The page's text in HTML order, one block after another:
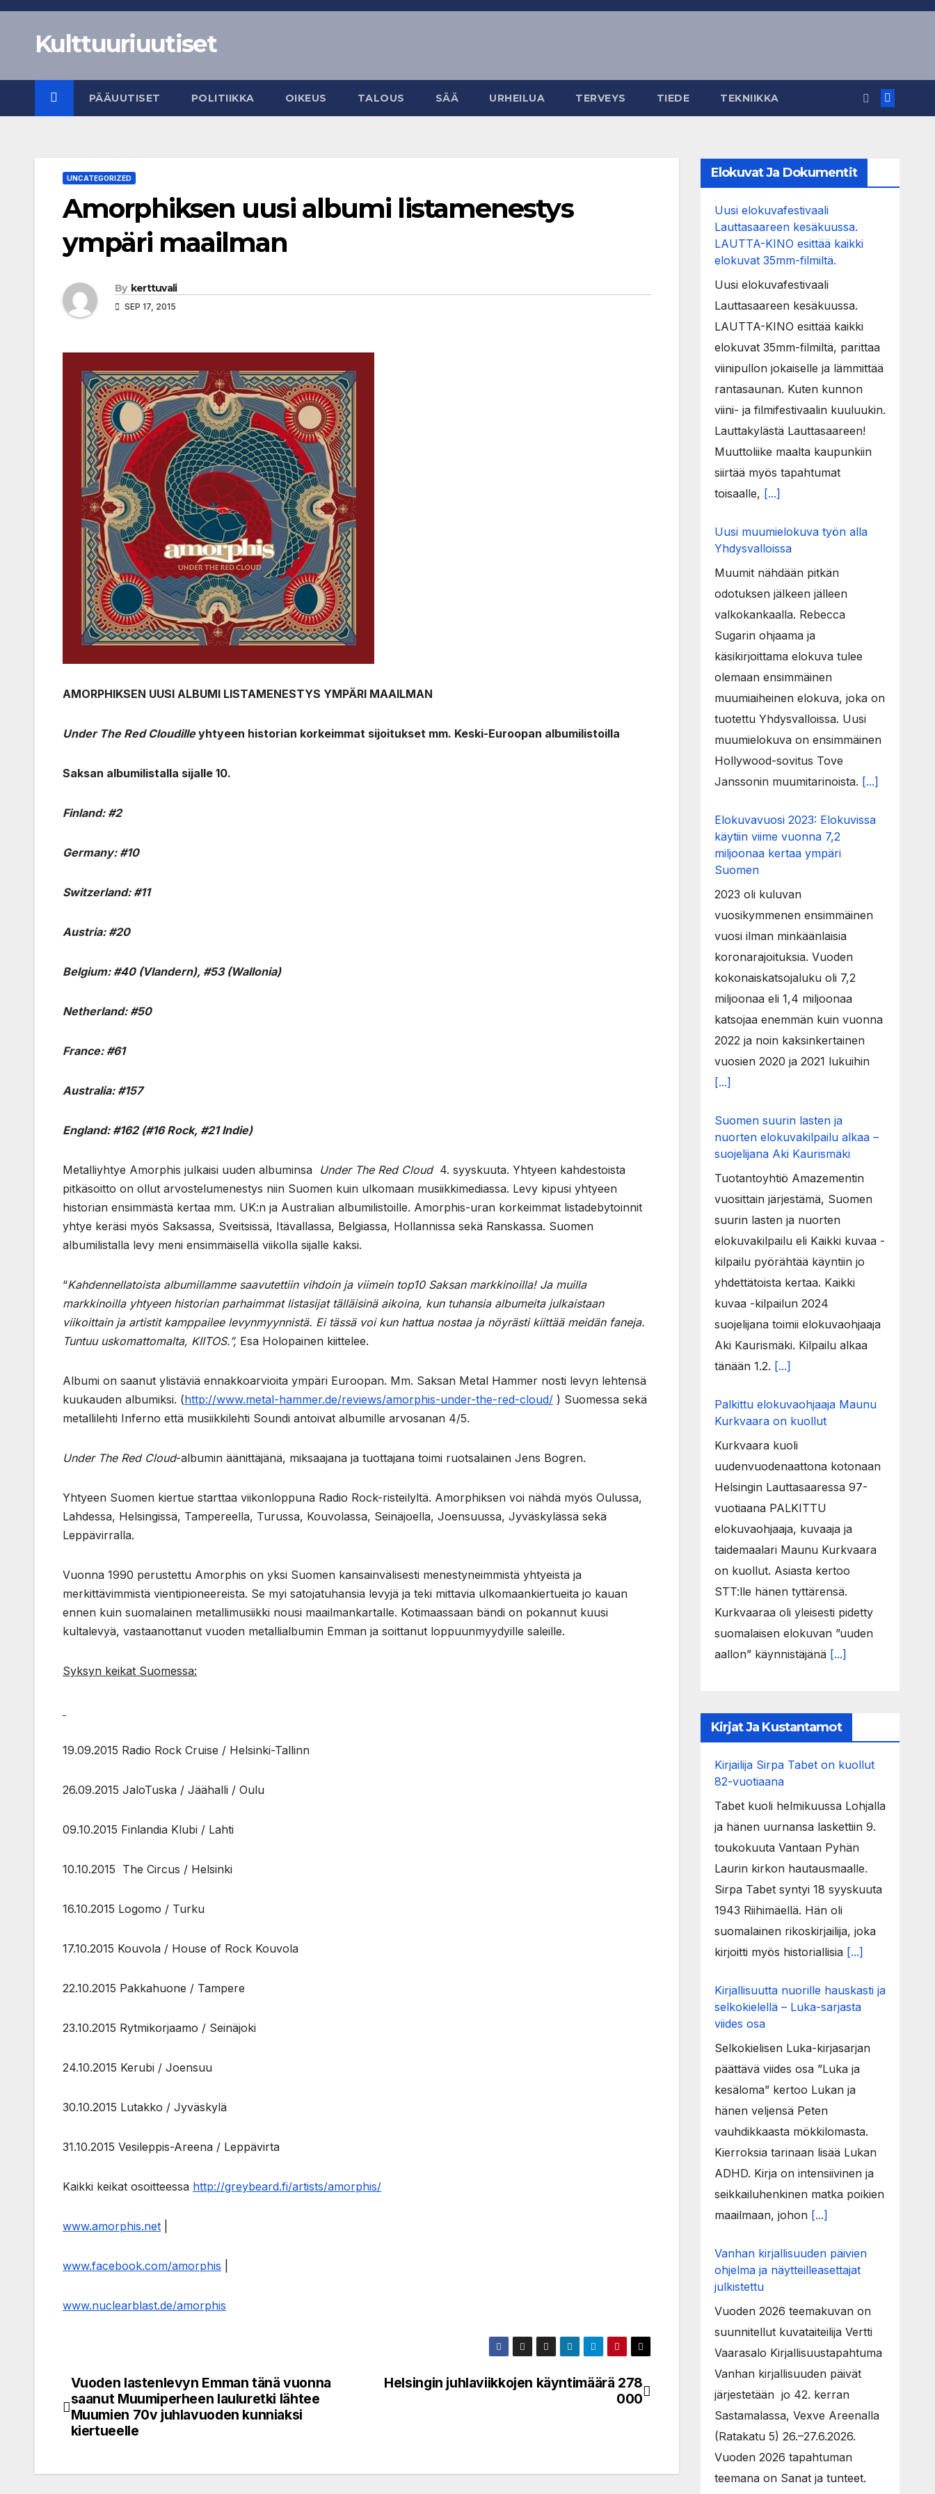
Skip
contentKulttuuriuutiset
PÄÄUUTISET POLITIIKKA OIKEUS TALOUS SÄÄ URHEILUA TERVEYS TIEDE TEKNIIKKA
UNCATEGORIZED
Amorphiksen uusi albumi listamenestys
ympäri maailman
By kerttuvali
SEP 17, 2015
AMORPHIKSEN UUSI ALBUMI LISTAMENESTYS YMPÄRI MAAILMAN
Under The Red Cloudilleyhtyeen historian korkeimmat sijoitukset mm. Keski-Euroopan albumilistoilla
Saksan albumilistalla sijalle 10.
Finland: #2
Germany: #10
Switzerland: #11
Austria: #20
Belgium: #40 (Vlandern), #53 (Wallonia)
Netherland: #50
France: #61
Australia: #157
England: #162 (#16 Rock, #21 Indie)
Metalliyhtye Amorphis julkaisi uuden albuminsa Under The Red Cloud4. syyskuuta. Yhtyeen kahdestoista
pitkäsoitto on ollut arvostelumenestys niin Suomen kuin ulkomaan musiikkimediassa. Levy kipusi yhtyeen
historian ensimmästä kertaa mm. UK:n ja Australian albumilistoille. Amorphis-uran korkeimmat listadebytoinnit
yhtye keräsi myös Saksassa, Sveitsissä, Itävallassa, Belgiassa, Hollannissa sekä Ranskassa. Suomen
albumilistalla levy meni ensimmäisellä viikolla sijalle kaksi.
“Kahdennellatoista albumillamme saavutettiin vihdoin ja viimein top10 Saksan markkinoilla! Ja muilla
markkinoilla yhtyeen historian parhaimmat listasijat tälläisinä aikoina, kun tuhansia albumeita julkaistaan
viikoittain ja artistit kamppailee levynmyynnistä. Ei tässä voi kun hattua nostaa ja nöyrästi kiittää meidän faneja.
Tuntuu uskomattomalta, KIITOS.”, Esa Holopainen kiittelee.
Albumi on saanut ylistäviä ennakkoarvioita ympäri Euroopan. Mm. Saksan Metal Hammer nosti levyn lehtensä
kuukauden albumiksi. (http://www.metal-hammer.de/reviews/amorphis-under-the-red-cloud/ ) Suomessa sekä
metallilehti Inferno että musiikkilehti Soundi antoivat albumille arvosanan 4/5.
Under The Red Cloud-albumin äänittäjänä, miksaajana ja tuottajana toimi ruotsalainen Jens Bogren.
Yhtyeen Suomen kiertue starttaa viikonloppuna Radio Rock-risteilyltä. Amorphiksen voi nähdä myös Oulussa,
Lahdessa, Helsingissä, Tampereella, Turussa, Kouvolassa, Seinäjoella, Joensuussa, Jyväskylässä sekä
Leppävirralla.
Vuonna 1990 perustettu Amorphis on yksi Suomen kansainvälisesti menestyneimmistä yhtyeistä ja
merkittävimmistä vientipioneereista. Se myi satojatuhansia levyjä ja teki mittavia ulkomaankiertueita jo kauan
ennen kuin suomalainen metallimusiikki nousi maailmankartalle. Kotimaassaan bändi on pokannut kuusi
kultalevyä, vastaanottanut vuoden metallialbumin Emman ja soittanut loppuunmyydyille saleille.
Syksyn keikat Suomessa:
19.09.2015 Radio Rock Cruise / Helsinki-Tallinn
26.09.2015 JaloTuska / Jäähalli / Oulu
09.10.2015 Finlandia Klubi / Lahti
10.10.2015 The Circus / Helsinki
16.10.2015 Logomo / Turku
17.10.2015 Kouvola / House of Rock Kouvola
22.10.2015 Pakkahuone / Tampere
23.10.2015 Rytmikorjaamo / Seinäjoki
24.10.2015 Kerubi / Joensuu
30.10.2015 Lutakko / Jyväskylä
31.10.2015 Vesileppis-Areena / Leppävirta
Kaikki keikat osoitteessa http://greybeard.fi/artists/amorphis/
www.amorphis.net
www.facebook.com/amorphis
www.nuclearblast.de/amorphis
Post
navigation
Helsingin juhlaviikkojen käyntimäärä 278
000
Vuoden lastenlevyn Emman tänä vuonna
saanut Muumiperheen lauluretki lähtee
Muumien 70v juhlavuoden kunniaksi
kiertueelle
Elokuvat Ja Dokumentit
Uusi elokuvafestivaali
Lauttasaareen kesäkuussa.
LAUTTA-KINO esittää kaikki
elokuvat 35mm-filmiltä.
Uusi elokuvafestivaali
Lauttasaareen kesäkuussa.
LAUTTA-KINO esittää kaikki
elokuvat 35mm-filmiltä, parittaa
viinipullon jokaiselle ja lämmittää
rantasaunan. Kuten kunnon
viini- ja filmifestivaalin kuuluukin.
Lauttakylästä Lauttasaareen!
Muuttoliike maalta kaupunkiin
siirtää myös tapahtumat
toisaalle, [...]
Uusi muumielokuva työn alla
Yhdysvalloissa
Muumit nähdään pitkän
odotuksen jälkeen jälleen
valkokankaalla. Rebecca
Sugarin ohjaama ja
käsikirjoittama elokuva tulee
olemaan ensimmäinen
muumiaiheinen elokuva, joka on
tuotettu Yhdysvalloissa. Uusi
muumielokuva on ensimmäinen
Hollywood-sovitus Tove
Janssonin muumitarinoista. [...]
Elokuvavuosi 2023: Elokuvissa
käytiin viime vuonna 7,2
miljoonaa kertaa ympäri
Suomen
2023 oli kuluvan
vuosikymmenen ensimmäinen
vuosi ilman minkäänlaisia
koronarajoituksia. Vuoden
kokonaiskatsojaluku oli 7,2
miljoonaa eli 1,4 miljoonaa
katsojaa enemmän kuin vuonna
2022 ja noin kaksinkertainen
vuosien 2020 ja 2021 lukuihin
[...]
Suomen suurin lasten ja
nuorten elokuvakilpailu alkaa –
suojelijana Aki Kaurismäki
Tuotantoyhtiö Amazementin
vuosittain järjestämä, Suomen
suurin lasten ja nuorten
elokuvakilpailu eli Kaikki kuvaa -
kilpailu pyörähtää käyntiin jo
yhdettätoista kertaa. Kaikki
kuvaa -kilpailun 2024
suojelijana toimii elokuvaohjaaja
Aki Kaurismäki. Kilpailu alkaa
tänään 1.2. [...]
Palkittu elokuvaohjaaja Maunu
Kurkvaara on kuollut
Kurkvaara kuoli
uudenvuodenaattona kotonaan
Helsingin Lauttasaaressa 97-
vuotiaana PALKITTU
elokuvaohjaaja, kuvaaja ja
taidemaalari Maunu Kurkvaara
on kuollut. Asiasta kertoo
STT:lle hänen tyttärensä.
Kurkvaaraa oli yleisesti pidetty
suomalaisen elokuvan ”uuden
aallon” käynnistäjänä [...]
Kirjat Ja Kustantamot
Kirjailija Sirpa Tabet on kuollut
82-vuotiaana
Tabet kuoli helmikuussa Lohjalla
ja hänen uurnansa laskettiin 9.
toukokuuta Vantaan Pyhän
Laurin kirkon hautausmaalle.
Sirpa Tabet syntyi 18 syyskuuta
1943 Riihimäellä. Hän oli
suomalainen rikoskirjailija, joka
kirjoitti myös historiallisia [...]
Kirjallisuutta nuorille hauskasti ja
selkokielellä – Luka-sarjasta
viides osa
Selkokielisen Luka-kirjasarjan
päättävä viides osa ”Luka ja
kesäloma” kertoo Lukan ja
hänen veljensä Peten
vauhdikkaasta mökkilomasta.
Kierroksia tarinaan lisää Lukan
ADHD. Kirja on intensiivinen ja
seikkailuhenkinen matka poikien
maailmaan, johon [...]
Vanhan kirjallisuuden päivien
ohjelma ja näytteilleasettajat
julkistettu
Vuoden 2026 teemakuvan on
suunnitellut kuvataiteilija Vertti
Vaarasalo Kirjallisuustapahtuma
Vanhan kirjallisuuden päivät
järjestetään jo 42. kerran
Sastamalassa, Vexve Areenalla
(Ratakatu 5) 26.–27.6.2026.
Vuoden 2026 tapahtuman
teemana on Sanat ja tunteet.